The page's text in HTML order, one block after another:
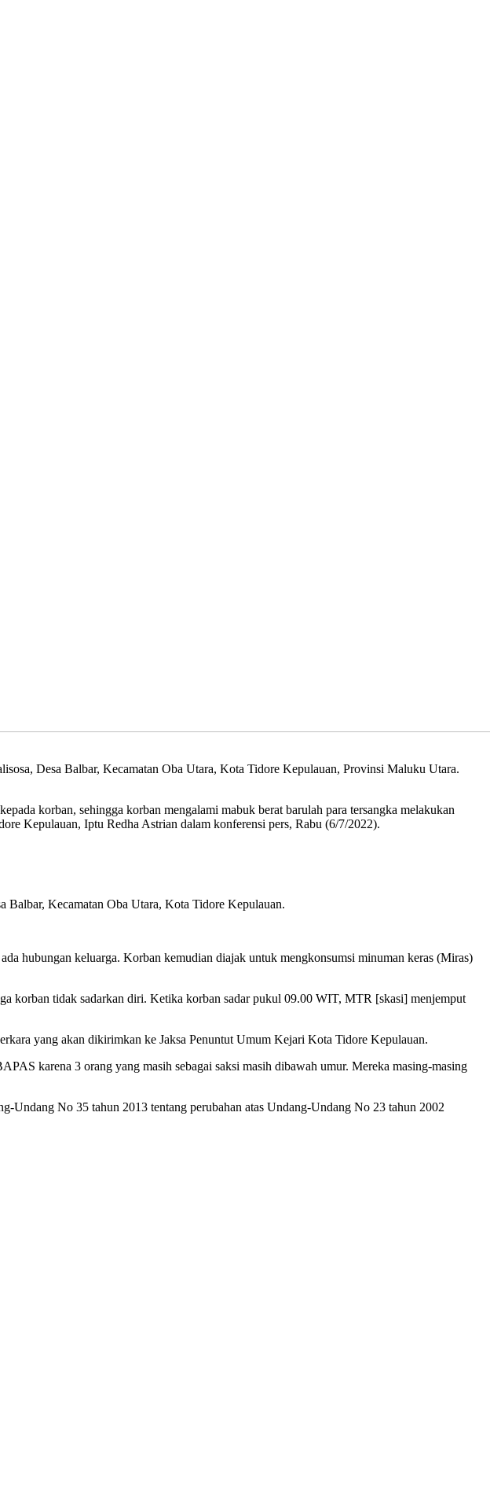
Desa Balbar, Kecamatan Oba Utara, Kota Tidore Kepulauan, Provinsi Maluku Utara.
korban, sehingga korban mengalami mabuk berat barulah para tersangka melakukan
Kepulauan, Iptu Redha Astrian dalam konferensi pers, Rabu (6/7/2022).
Balbar, Kecamatan Oba Utara, Kota Tidore Kepulauan.
hubungan keluarga. Korban kemudian diajak untuk mengkonsumsi minuman keras (Miras)
korban tidak sadarkan diri. Ketika korban sadar pukul 09.00 WIT, MTR [skasi] menjemput
yang akan dikirimkan ke Jaksa Penuntut Umum Kejari Kota Tidore Kepulauan.
karena 3 orang yang masih sebagai saksi masih dibawah umur. Mereka masing-masing
Undang No 35 tahun 2013 tentang perubahan atas Undang-Undang No 23 tahun 2002